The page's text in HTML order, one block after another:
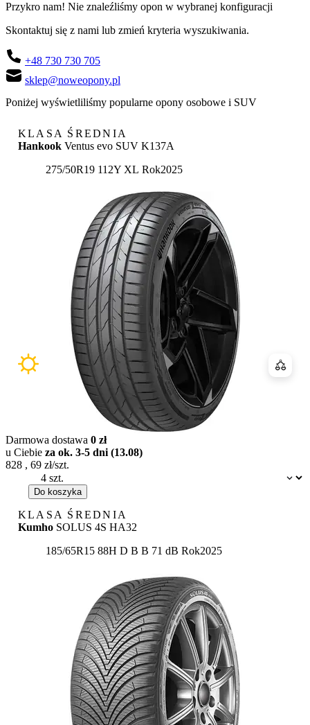
Przykro nam! Nie znaleźliśmy opon w wybranej konfiguracji
Skontaktuj się z nami lub zmień kryteria wyszukiwania.
+48 730 730 705
sklep@noweopony.pl
Poniżej wyświetliliśmy popularne opony osobowe i SUV
KLASA ŚREDNIA
Hankook Ventus evo SUV K137A
275/50R19 112Y XL Rok2025
Dostępność:
Darmowa dostawa 0 zł
u Ciebie za ok. 3-5 dni (13.08)
828 , 69 zł/szt.
Do koszyka
KLASA ŚREDNIA
Kumho SOLUS 4S HA32
185/65R15 88H Etykieta:
D B B 71 dB Rok2025